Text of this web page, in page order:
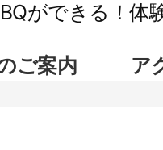
ができる！体
ご案内 ア